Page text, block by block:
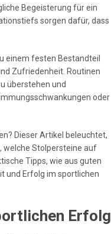
Begeisterung für ein
sorgen dafür, dass
einem festen Bestandteil
Zufriedenheit. Routinen
überstehen und
oder
Dieser Artikel beleuchtet,
welche Stolpersteine auf
Tipps, wie aus guten
und Erfolg im sportlichen
Erfolg